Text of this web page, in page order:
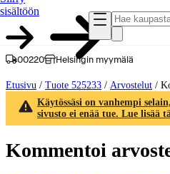
sisältöön
00220 Helsingin myymälä
Etusivu / Tuote 525233 / Arvostelut /
Käytössäsi on vanhempi
sivusto ei enää tue. Lue lisää
Kommentoi